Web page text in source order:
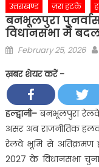
उत्तराखण्ड ज़रा हटके
बनभूलपुरा
विधानसभा में
Posted
February 25, 2026
ख़बर शेयर करें -
हल्द्वानी–बनभूलपुरा रेलवे
असर अब राजनीतिक
रेलवे भूमि से अतिक्रमण
2027 के विधानसभा